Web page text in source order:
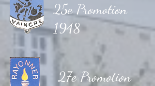
25e Promotion
1948
27e Promotion